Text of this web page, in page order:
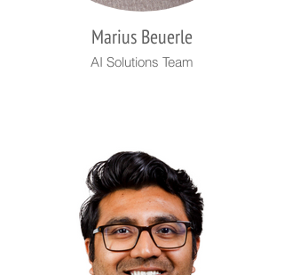
Marius Beuerle
AI Solutions Team